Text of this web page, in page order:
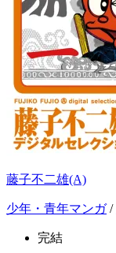
藤子不二雄(A)
少年・青年マンガ/
完結